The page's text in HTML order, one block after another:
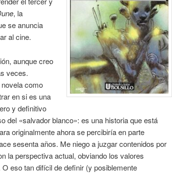
, la
se anuncia
al cine.
aunque creo
veces.
novela como
en si es una
y definitivo
del «salvador blanco»: es una historia que está
originalmente ahora se percibiría en parte
sesenta años. Me niego a juzgar contenidos por
la perspectiva actual, obviando los valores
eso tan difícil de definir (y posiblemente